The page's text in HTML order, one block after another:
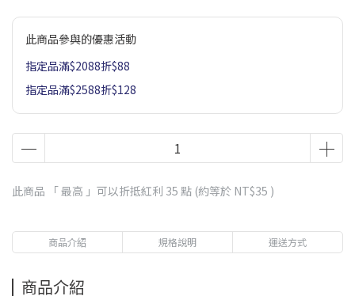
此商品參與的優惠活動
指定品滿$2088折$88
指定品滿$2588折$128
此商品 「 最高 」可以折抵紅利 35 點 (約等於 NT$35 )
商品介紹 規格說明 運送方式
商品介紹